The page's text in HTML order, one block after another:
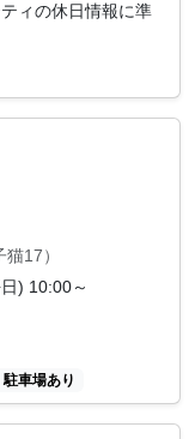
ィの休日情報に準
17）
) 10:00～
駐車場あり